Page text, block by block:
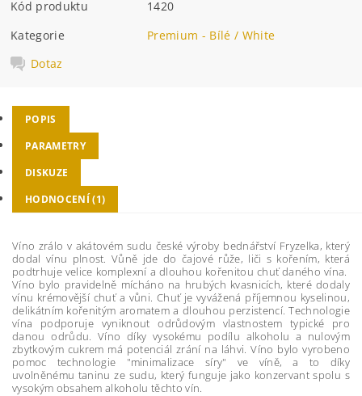
Kód produktu
1420
Kategorie
Premium - Bílé / White
Dotaz
POPIS
PARAMETRY
DISKUZE
HODNOCENÍ (1)
Víno zrálo v akátovém sudu české výroby bednářství Fryzelka, který
dodal vínu plnost. Vůně jde do čajové růže, liči s kořením, která
podtrhuje velice komplexní a dlouhou kořenitou chuť daného vína.
Víno bylo pravidelně mícháno na hrubých kvasnicích, které dodaly
vínu krémovější chuť a vůni. Chuť je vyvážená příjemnou kyselinou,
delikátním kořenitým aromatem a dlouhou perzistencí. Technologie
vína podporuje vyniknout odrůdovým vlastnostem typické pro
danou odrůdu. Víno díky vysokému podílu alkoholu a nulovým
zbytkovým cukrem má potenciál zrání na láhvi. Víno bylo vyrobeno
pomoc technologie "minimalizace síry" ve víně, a to díky
uvolněnému taninu ze sudu, který funguje jako konzervant spolu s
vysokým obsahem alkoholu těchto vín.